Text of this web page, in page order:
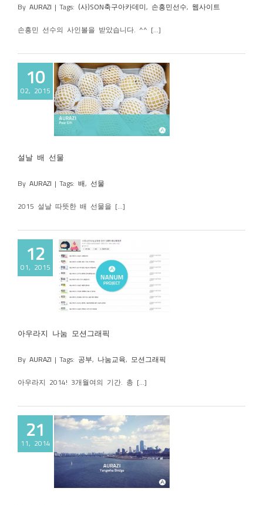
By AURAZI | Tags: (사)SON축구아카데미 손흥민선수 웹사이트
손흥민 선수의 사인볼을 받았습니다. ^^ [...]
10
02, 2015
설날 배 선물
By AURAZI | Tags: 배 선물
2015 설날 따뜻한 배 선물을 [...]
12
01, 2015
아우라지 나눔 모션그래픽
By AURAZI | Tags: 공부 나눔교육 모션그래픽
아우라지 2014! 3개월여의 기간. 총 [...]
21
11, 2014